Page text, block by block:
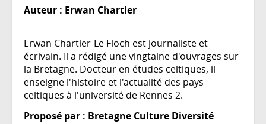
Auteur : Erwan Chartier
Erwan Chartier-Le Floch est journaliste et
écrivain. Il a rédigé une vingtaine d'ouvrages sur
la Bretagne. Docteur en études celtiques, il
enseigne l'histoire et l'actualité des pays
celtiques à l'université de Rennes 2.
Proposé par : Bretagne Culture Diversité